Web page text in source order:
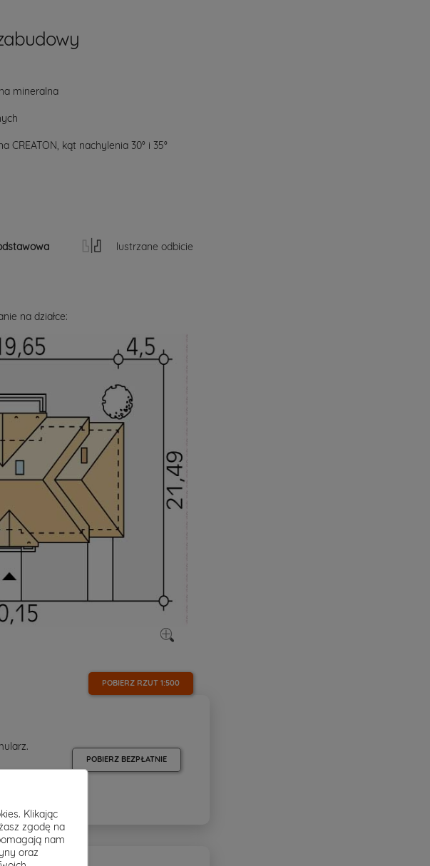
mineralna
CREATON, kąt nachylenia 30° i 35°
lustrzane odbicie
na działce:
POBIERZ RZUT 1:500
POBIERZ BEZPŁATNIE
Klikając
zgodę na
nam
oraz